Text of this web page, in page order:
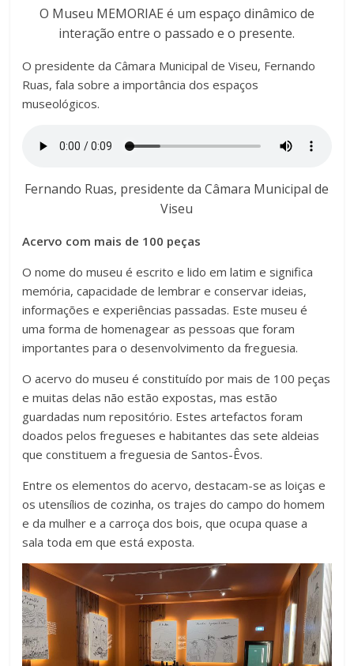
O Museu MEMORIAE é um espaço dinâmico de
interação entre o passado e o presente.
O presidente da Câmara Municipal de Viseu, Fernando
Ruas, fala sobre a importância dos espaços
museológicos.
Fernando Ruas, presidente da Câmara Municipal de
Viseu
Acervo com mais de 100 peças
O nome do museu é escrito e lido em latim e significa
memória, capacidade de lembrar e conservar ideias,
informações e experiências passadas. Este museu é
uma forma de homenagear as pessoas que foram
importantes para o desenvolvimento da freguesia.
O acervo do museu é constituído por mais de 100 peças
e muitas delas não estão expostas, mas estão
guardadas num repositório. Estes artefactos foram
doados pelos fregueses e habitantes das sete aldeias
que constituem a freguesia de Santos-Êvos.
Entre os elementos do acervo, destacam-se as loiças e
os utensílios de cozinha, os trajes do campo do homem
e da mulher e a carroça dos bois, que ocupa quase a
sala toda em que está exposta.